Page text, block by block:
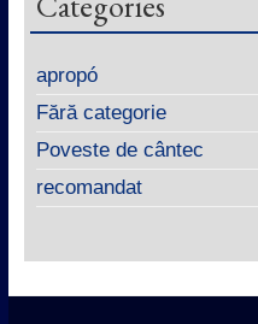
apropó
Fără categorie
Poveste de cântec
recomandat